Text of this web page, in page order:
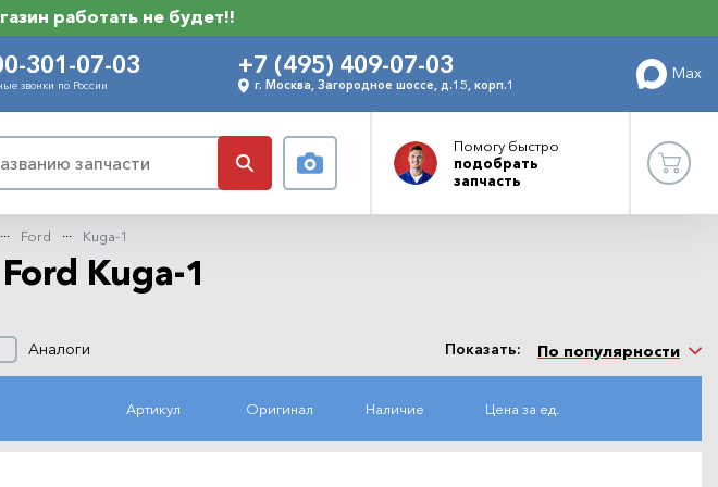
работать не будет!!
301-07-03
звонки по России
+7 (495) 409-07-03
г. Москва, Загородное шоссе, д.15, корп.1
Max
Помогу быстро
подобрать
запчасть
Ford Kuga-1
Kuga-1
Аналоги Показать: По популярности
Артикул Оригинал Наличие Цена за ед.